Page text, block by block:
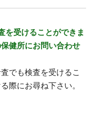
を受けることができま
健所にお問い合わせ
でも検査を受けるこ
際にお尋ね下さい。